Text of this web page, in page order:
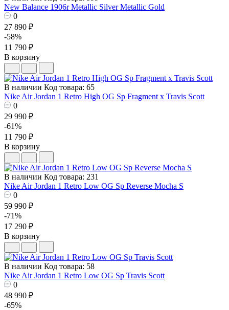
New Balance 1906r Metallic Silver Metallic Gold
0
27 890 ₽
-58%
11 790 ₽
В корзину
В наличии Код товара: 65
Nike Air Jordan 1 Retro High OG Sp Fragment x Travis Scott
0
29 990 ₽
-61%
11 790 ₽
В корзину
В наличии Код товара: 231
Nike Air Jordan 1 Retro Low OG Sp Reverse Mocha S
0
59 990 ₽
-71%
17 290 ₽
В корзину
В наличии Код товара: 58
Nike Air Jordan 1 Retro Low OG Sp Travis Scott
0
48 990 ₽
-65%